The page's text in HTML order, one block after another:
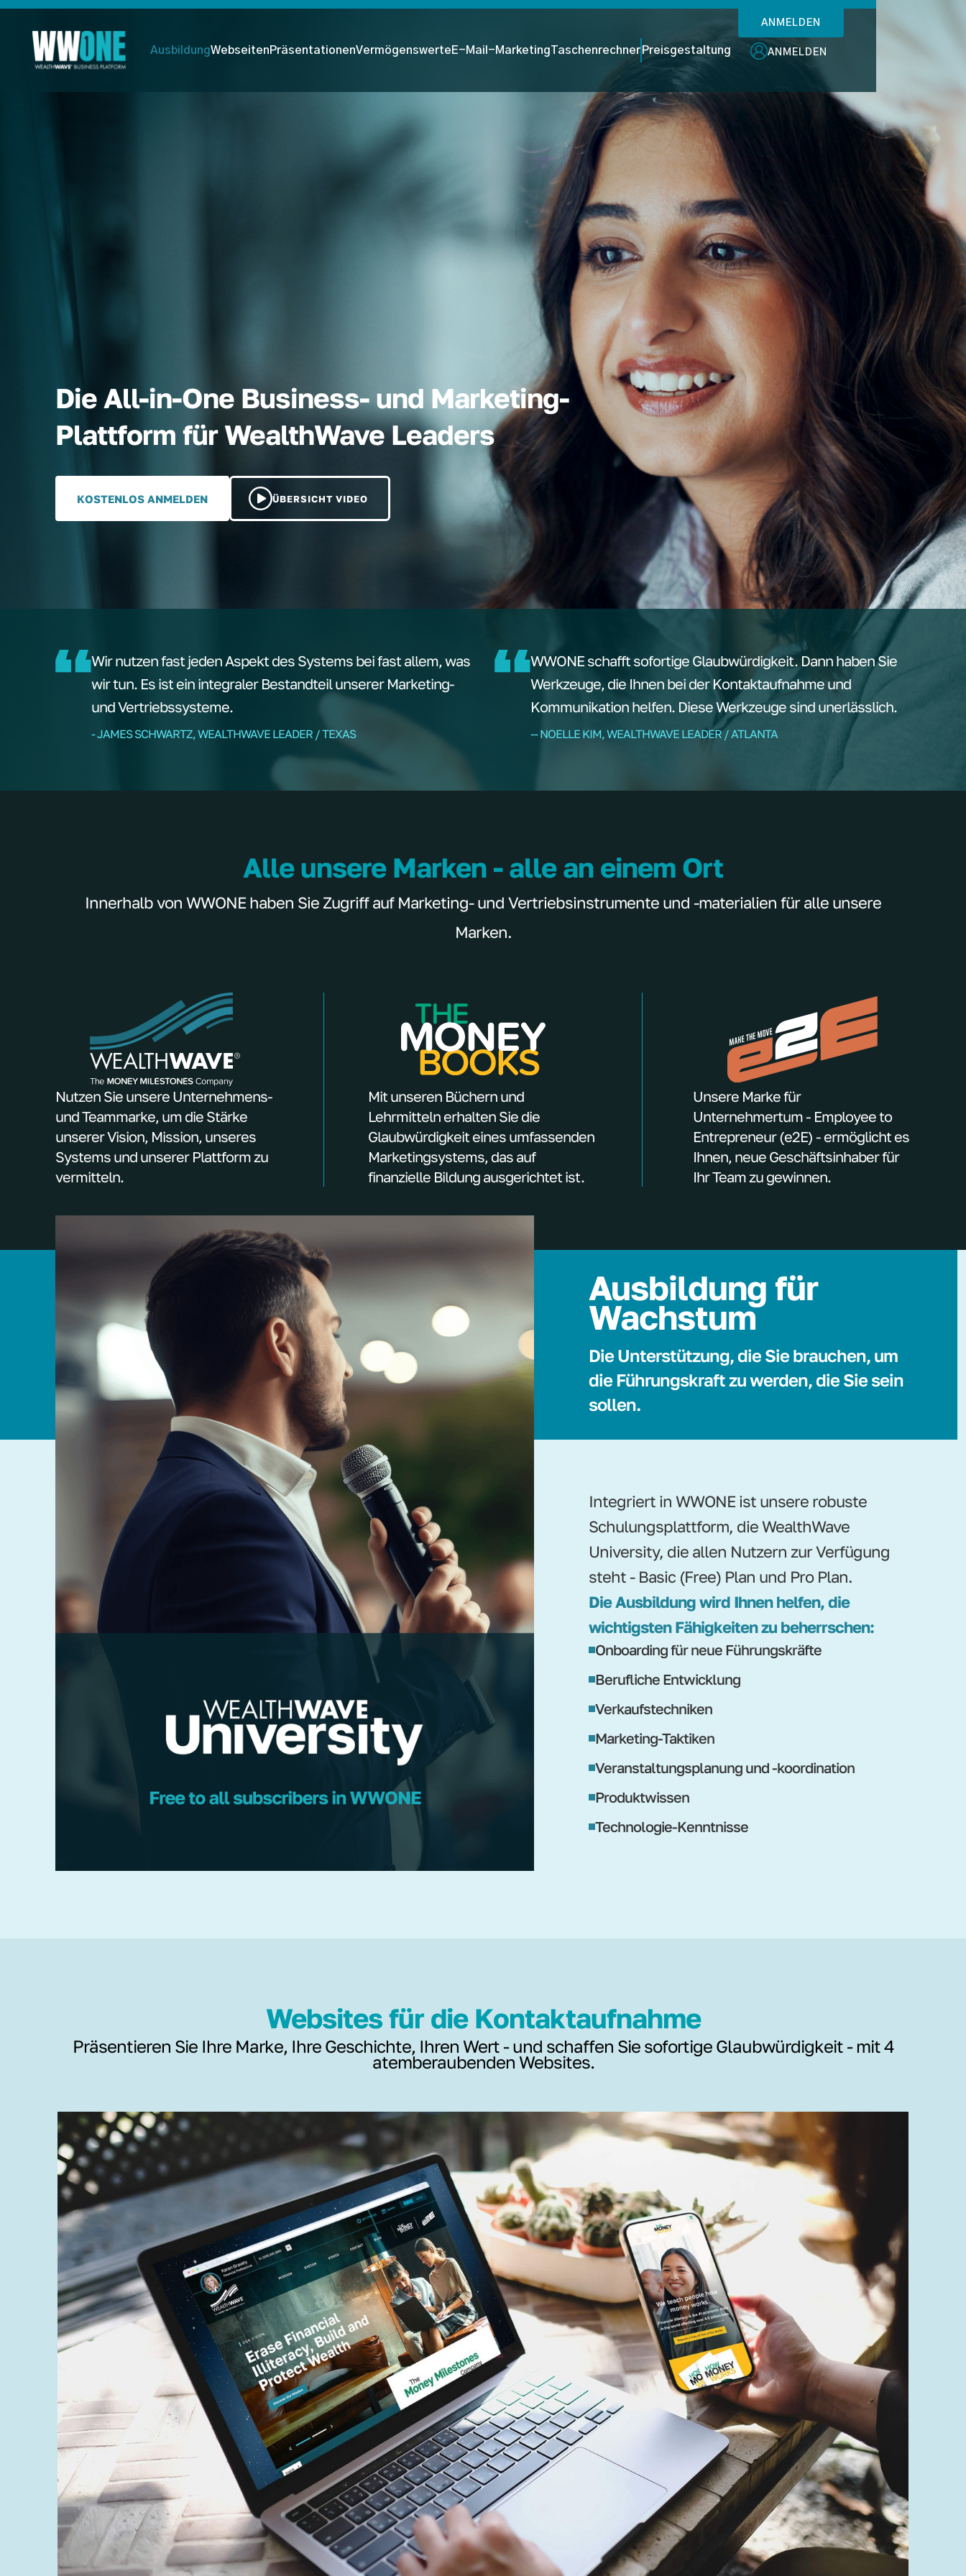
AusbildungWebseitenPräsentationenVermögenswerteE-Mail-MarketingTaschenrechner Preisgestaltung
ANMELDEN
ANMELDEN
Die All-in-One Business- und Marketing-
Plattform für WealthWave Leaders
KOSTENLOS ANMELDEN ÜBERSICHT VIDEO
Wir nutzen fast jeden Aspekt des Systems bei fast allem, was
wir tun. Es ist ein integraler Bestandteil unserer Marketing-
und Vertriebssysteme.
- JAMES SCHWARTZ, WEALTHWAVE LEADER / TEXAS
WWONE schafft sofortige Glaubwürdigkeit. Dann haben Sie
Werkzeuge, die Ihnen bei der Kontaktaufnahme und
Kommunikation helfen. Diese Werkzeuge sind unerlässlich.
-- NOELLE KIM, WEALTHWAVE LEADER / ATLANTA
Alle unsere Marken - alle an einem Ort
Innerhalb von WWONE haben Sie Zugriff auf Marketing- und Vertriebsinstrumente und -materialien für alle unsere
Marken.
Nutzen Sie unsere Unternehmens-
und Teammarke, um die Stärke
unserer Vision, Mission, unseres
Systems und unserer Plattform zu
vermitteln.
Mit unseren Büchern und
Lehrmitteln erhalten Sie die
Glaubwürdigkeit eines umfassenden
Marketingsystems, das auf
finanzielle Bildung ausgerichtet ist.
Unsere Marke für
Unternehmertum - Employee to
Entrepreneur (e2E) - ermöglicht es
Ihnen, neue Geschäftsinhaber für
Ihr Team zu gewinnen.
Ausbildung für
Wachstum
Die Unterstützung, die Sie brauchen, um
die Führungskraft zu werden, die Sie sein
sollen.
Integriert in WWONE ist unsere robuste
Schulungsplattform, die WealthWave
University, die allen Nutzern zur Verfügung
steht - Basic (Free) Plan und Pro Plan.
Die Ausbildung wird Ihnen helfen, die
wichtigsten Fähigkeiten zu beherrschen:
Onboarding für neue Führungskräfte
Berufliche Entwicklung
Verkaufstechniken
Marketing-Taktiken
Veranstaltungsplanung und -koordination
Produktwissen
Technologie-Kenntnisse
Websites für die Kontaktaufnahme
Präsentieren Sie Ihre Marke, Ihre Geschichte, Ihren Wert - und schaffen Sie sofortige Glaubwürdigkeit - mit 4
atemberaubenden Websites.